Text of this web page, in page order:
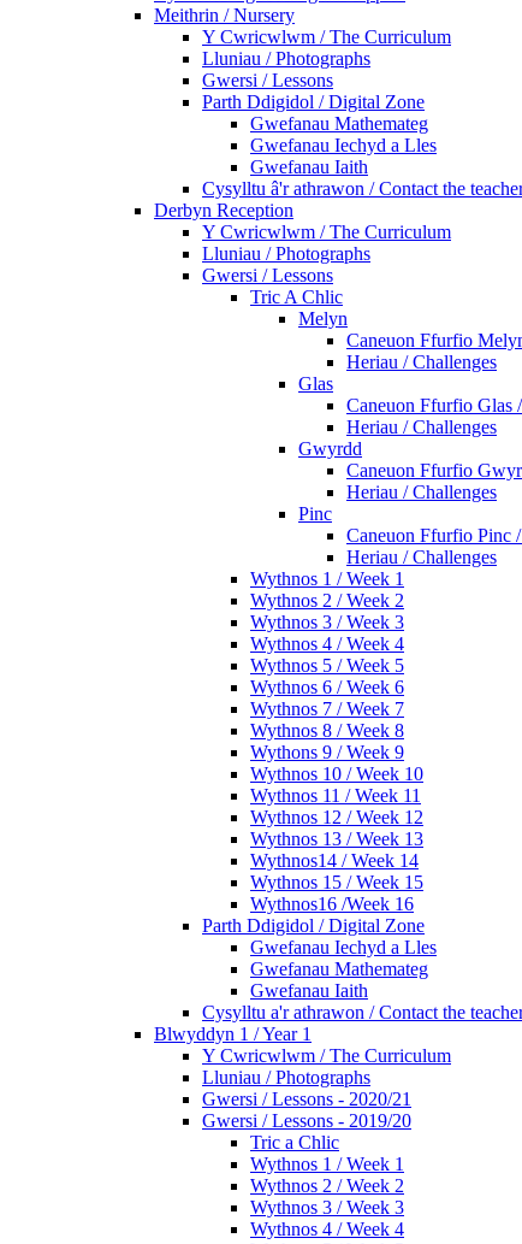
Meithrin / Nursery
Y Cwricwlwm / The Curriculum
Lluniau / Photographs
Gwersi / Lessons
Parth Ddigidol / Digital Zone
Gwefanau Mathemateg
Gwefanau Iechyd a Lles
Gwefanau Iaith
Cysylltu â'r athrawon / Contact the
Derbyn Reception
Y Cwricwlwm / The Curriculum
Lluniau / Photographs
Gwersi / Lessons
Tric A Chlic
Melyn
Caneuon Ffurfio
Heriau / Challenges
Glas
Caneuon Ffurfio Glas
Heriau / Challenges
Gwyrdd
Caneuon Ffurfio
Heriau / Challenges
Pinc
Caneuon Ffurfio Pinc
Heriau / Challenges
Wythnos 1 / Week 1
Wythnos 2 / Week 2
Wythnos 3 / Week 3
Wythnos 4 / Week 4
Wythnos 5 / Week 5
Wythnos 6 / Week 6
Wythnos 7 / Week 7
Wythnos 8 / Week 8
Wythons 9 / Week 9
Wythnos 10 / Week 10
Wythnos 11 / Week 11
Wythnos 12 / Week 12
Wythnos 13 / Week 13
Wythnos14 / Week 14
Wythnos 15 / Week 15
Wythnos16 /Week 16
Parth Ddigidol / Digital Zone
Gwefanau Iechyd a Lles
Gwefanau Mathemateg
Gwefanau Iaith
Cysylltu a'r athrawon / Contact the
Blwyddyn 1 / Year 1
Y Cwricwlwm / The Curriculum
Lluniau / Photographs
Gwersi / Lessons - 2020/21
Gwersi / Lessons - 2019/20
Tric a Chlic
Wythnos 1 / Week 1
Wythnos 2 / Week 2
Wythnos 3 / Week 3
Wythnos 4 / Week 4